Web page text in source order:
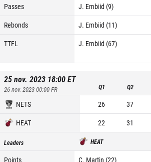
Passes
J. Embiid (9)
Rebonds
J. Embiid (11)
TTFL
J. Embiid (67)
25 nov. 2023 18:00ET
26 nov. 2023 00:00FR Q1 Q2
NETS 26 37
HEAT
22 31
Leaders HEAT
Points C. Martin (22)